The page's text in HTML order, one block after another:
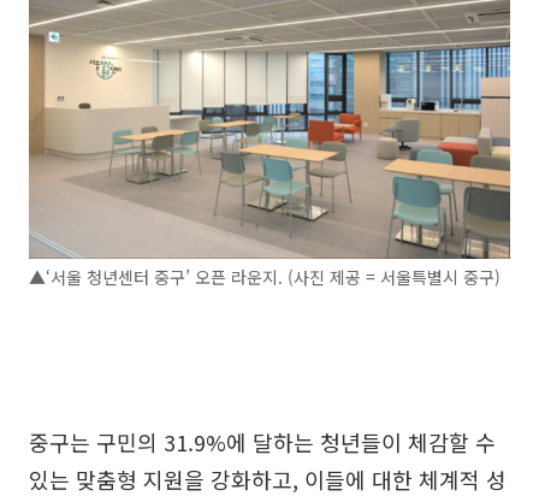
▲‘서울 청년센터 중구’ 오픈 라운지. (사진 제공 = 서울특별시 중구)
중구는 구민의 31.9%에 달하는 청년들이 체감할 수
있는 맞춤형 지원을 강화하고, 이들에 대한 체계적 성